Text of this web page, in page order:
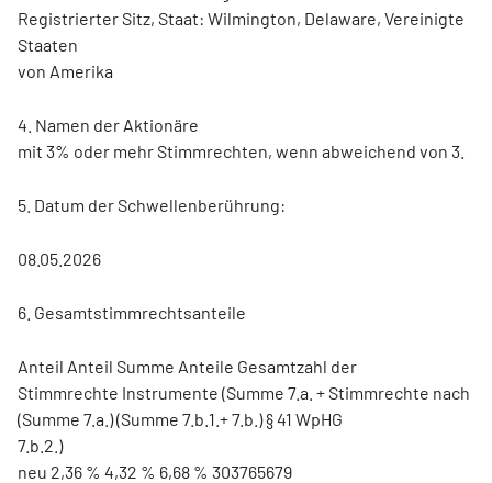
Registrierter Sitz, Staat: Wilmington, Delaware, Vereinigte
Staaten
von Amerika
4. Namen der Aktionäre
mit 3% oder mehr Stimmrechten, wenn abweichend von 3.
5. Datum der Schwellenberührung:
08.05.2026
6. Gesamtstimmrechtsanteile
Anteil Anteil Summe Anteile Gesamtzahl der
Stimmrechte Instrumente (Summe 7.a. + Stimmrechte nach
(Summe 7.a.) (Summe 7.b.1.+ 7.b.) § 41 WpHG
7.b.2.)
neu 2,36 % 4,32 % 6,68 % 303765679